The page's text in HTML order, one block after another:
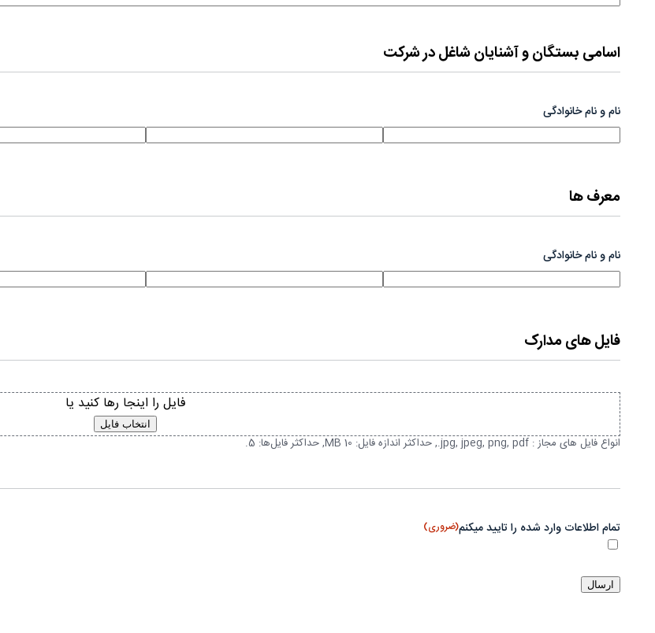
اسامی بستگان و آشنایان شاغل در شرکت
نام و نام خانوادگی
معرف ها
نام و نام خانوادگی
فایل های مدارک
فایل را اینجا رها کنید یا
انتخاب فایل
انواع فایل های مجاز : jpg, jpeg, png, pdf., حداکثر اندازه فایل: 10 MB, حداکثر فایل‌ها: 5.
تمام اطلاعات وارد شده را تایید میکنم(ضروری)